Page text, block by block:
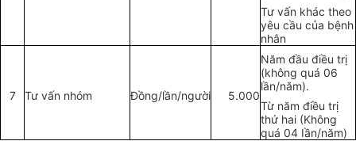
Tư vấn khác theo
yêu cầu của bệnh
nhân
7 Tư vấn nhóm Đồng/lần/người 5.000
Năm đầu điều trị
(không quá 06
lần/năm).
Từ năm điều trị
thứ hai (Không
quá 04 Iần/năm)